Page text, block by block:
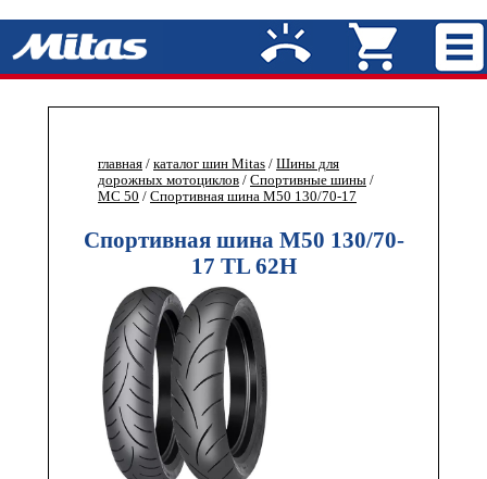
главная / каталог шин Mitas / Шины для
дорожных мотоциклов / Спортивные шины /
MC 50 / Спортивная шина M50 130/70-17
Спортивная шина M50 130/70-
17 TL 62H